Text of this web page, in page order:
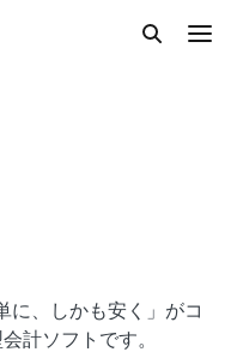
に、しかも安く」がコ
計ソフトです。